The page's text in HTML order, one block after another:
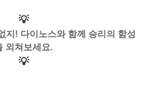
💡
지! 다이노스와 함께 승리의 함성
외쳐보세요.
💡